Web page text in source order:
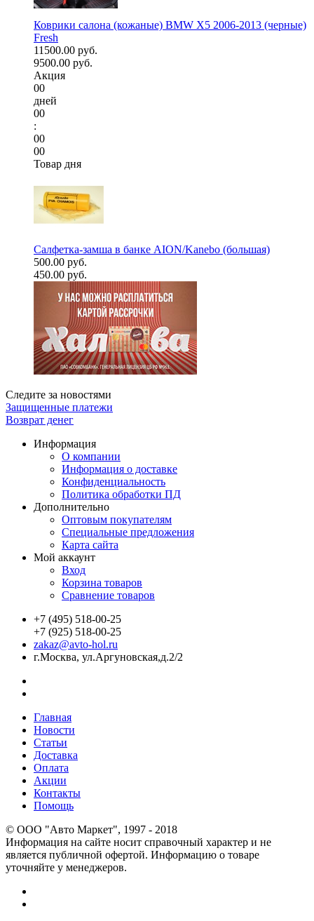
Коврики салона (кожаные) BMW X5 2006-2013 (черные)
Fresh
11500.00 руб.
9500.00 руб.
Акция
00
дней
00
:
00
00
Товар дня
Салфетка-замша в банке AION/Kanebo (большая)
500.00 руб.
450.00 руб.
Следите за новостями
Защищенные платежи
Возврат денег
Информация
О компании
Информация о доставке
Конфиденциальность
Политика обработки ПД
Дополнительно
Оптовым покупателям
Специальные предложения
Карта сайта
Мой аккаунт
Вход
Корзина товаров
Сравнение товаров
+7 (495) 518-00-25
+7 (925) 518-00-25
zakaz@avto-hol.ru
г.Москва, ул.Аргуновская,д.2/2
Главная
Новости
Статьи
Доставка
Оплата
Акции
Контакты
Помощь
© OOO "Авто Маркет", 1997 - 2018
Информация на сайте носит справочный характер и не
является публичной офертой. Информацию о товаре
уточняйте у менеджеров.